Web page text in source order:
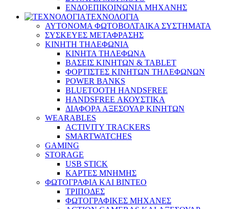
ΕΝΔΟΕΠΙΚΟΙΝΩΝΙΑ ΜΗΧΑΝΗΣ
ΤΕΧΝΟΛΟΓΙΑ
ΑΥΤΟΝΟΜΑ ΦΩΤΟΒΟΛΤΑΙΚΑ ΣΥΣΤΗΜΑΤΑ
ΣΥΣΚΕΥΕΣ ΜΕΤΑΦΡΑΣΗΣ
ΚΙΝΗΤΗ ΤΗΛΕΦΩΝΙΑ
ΚΙΝΗΤΑ ΤΗΛΕΦΩΝΑ
ΒΑΣΕΙΣ ΚΙΝΗΤΩΝ & TABLET
ΦΟΡΤΙΣΤΕΣ ΚΙΝΗΤΩΝ ΤΗΛΕΦΩΝΩΝ
POWER BANKS
BLUETOOTH HANDSFREE
HANDSFREE ΑΚΟΥΣΤΙΚΑ
ΔΙΑΦΟΡΑ ΑΞΕΣΟΥΑΡ ΚΙΝΗΤΩΝ
WEARABLES
ACTIVITY TRACKERS
SMARTWATCHES
GAMING
STORAGE
USB STICK
ΚΑΡΤΕΣ ΜΝΗΜΗΣ
ΦΩΤΟΓΡΑΦΙΑ ΚΑΙ ΒΙΝΤΕΟ
ΤΡΙΠΟΔΕΣ
ΦΩΤΟΓΡΑΦΙΚΕΣ ΜΗΧΑΝΕΣ